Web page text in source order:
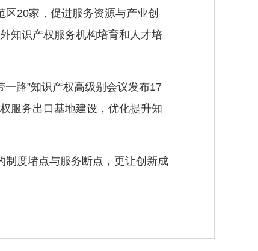
20家，促进服务资源与产业创
知识产权服务机构培育和人才培
路”知识产权高级别会议发布17
服务出口基地建设，优化提升知
制度堵点与服务断点，更让创新成